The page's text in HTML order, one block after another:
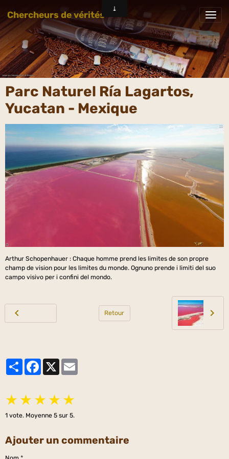
Chercheurs de vérités
Parc Naturel Ría Lagartos,
Yucatan - Mexique
Arthur Schopenhauer : Chaque homme prend les limites de son propre
champ de vision pour les limites du monde. Ognuno prende i limiti del suo
campo visivo per i confini del mondo.
Retour
PartagerFacebook
★ ★ ★ ★ ★
1 vote. Moyenne 5 sur 5.
Ajouter un commentaire